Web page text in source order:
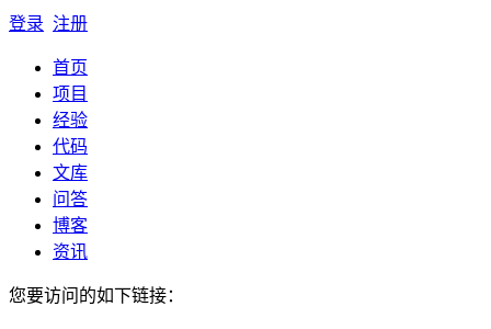
登录 注册
首页
项目
经验
代码
文库
问答
博客
资讯
您要访问的如下链接：